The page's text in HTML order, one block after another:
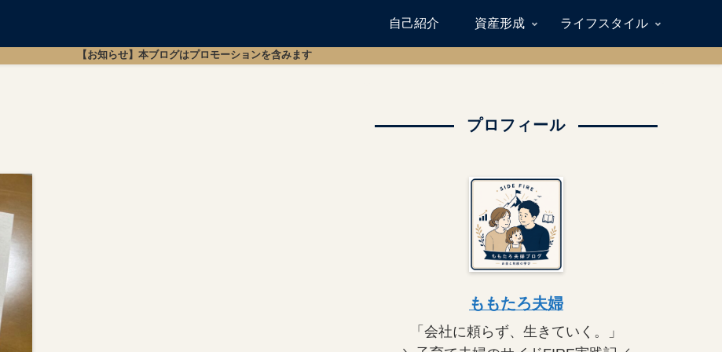
自己紹介 資産形成 ライフスタイル
【お知らせ】本ブログはプロモーションを含みます
プロフィール
ももたろ夫婦
「会社に頼らず、生きていく。」